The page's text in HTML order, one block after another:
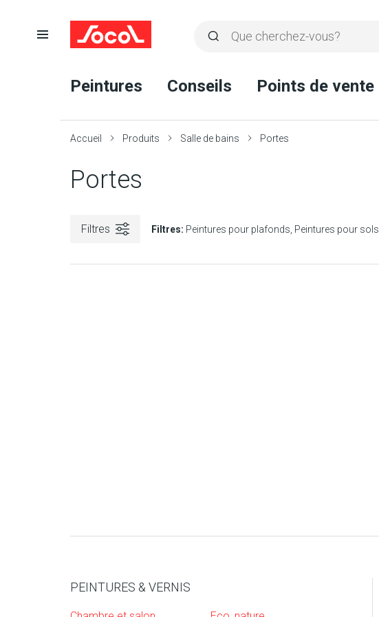
Rechercher
recherche
Ouvrir
Peintures Conseils Points de vente
Accueil Produits Salle de bains Portes
Portes
Filtres Filtres: Peintures pour plafonds Peintures pour sols
PEINTURES & VERNIS